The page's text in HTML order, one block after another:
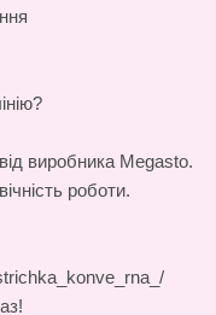
від виробника Megasto.
роботи.